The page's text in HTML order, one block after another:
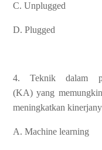
C. Unplugged
D. Plugged
4. Teknik dalam
(KA) yang
meningkatkan
A. Machine learning